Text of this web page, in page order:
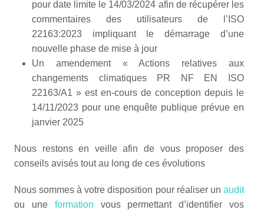
pour date limite le 14/03/2024 afin de récupérer les
commentaires des utilisateurs de l’ISO
22163:2023 impliquant le démarrage d’une
nouvelle phase de mise à jour
Un amendement « Actions relatives aux
changements climatiques PR NF EN ISO
22163/A1 » est en-cours de conception depuis le
14/11/2023 pour une enquête publique prévue en
janvier 2025
Nous restons en veille afin de vous proposer des
conseils avisés tout au long de ces évolutions
Nous sommes à votre disposition pour réaliser un audit
ou une formation vous permettant d’identifier vos